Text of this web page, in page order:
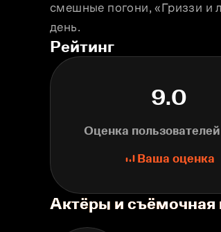
смешные погони, «Гриззи и
день.
Рейтинг
9.0
Оценка
Ваша оценка
Актёры и съёмочная